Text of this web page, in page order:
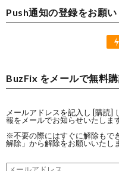
Push通知の登録をお願い
BuzFix をメールで無料
メールアドレスを記入し [購読]
報をメールでお知らせいたしま
※不要の際にはすぐに解除もで
解除」から解除をお願いいたし